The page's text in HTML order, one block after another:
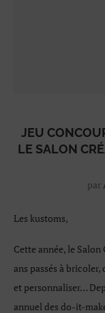
JEU
LE SALON
par
Les kustoms,
Cette année, le
ans passés à
et personnaliser…
annuel des do-it-